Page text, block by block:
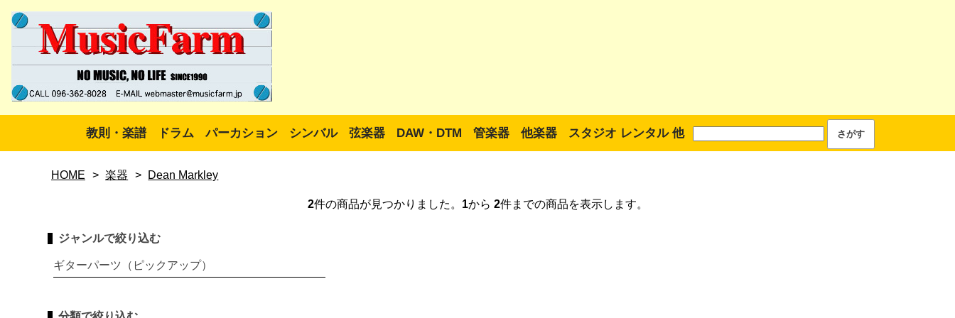
教則・楽譜 ドラム パーカション シンバル 弦楽器 DAW・DTM 管楽器 他楽器 スタジオ レンタル 他
HOME > 楽器 > Dean Markley
2件の商品が見つかりました。 1から 2件までの商品を表示します。
ジャンルで絞り込む
ギターパーツ（ピックアップ）